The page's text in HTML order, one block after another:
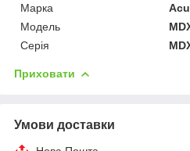
Марка
Модель
Серія
Приховати
Умови доставки